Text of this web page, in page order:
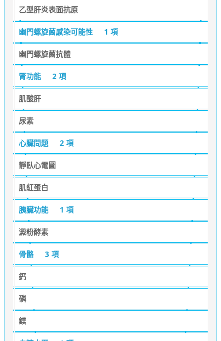
乙型肝炎表面抗原
幽門螺旋菌感染可能性 1 項
幽門螺旋菌抗體
腎功能 2 項
肌酸肝
尿素
心臟問題 2 項
靜臥心電圖
肌紅蛋白
胰臟功能 1 項
澱粉酵素
骨骼 3 項
鈣
磷
鎂